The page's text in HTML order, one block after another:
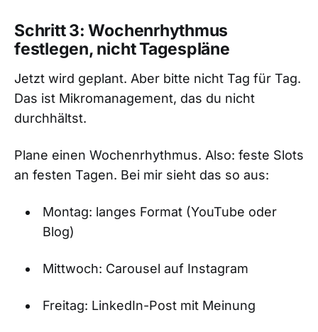
Schritt 3: Wochenrhythmus
festlegen, nicht Tagespläne
Jetzt wird geplant. Aber bitte nicht Tag für Tag.
Das ist Mikromanagement, das du nicht
durchhältst.
Plane einen Wochenrhythmus. Also: feste Slots
an festen Tagen. Bei mir sieht das so aus:
Montag: langes Format (YouTube oder
Blog)
Mittwoch: Carousel auf Instagram
Freitag: LinkedIn-Post mit Meinung